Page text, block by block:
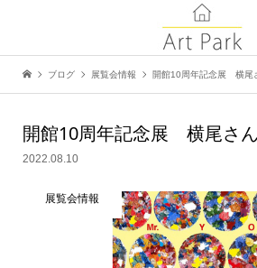
ブログ 展覧会情報 開館10周年記念展 横尾
開館10周年記念展 横尾さ
2022.08.10
展覧会情報